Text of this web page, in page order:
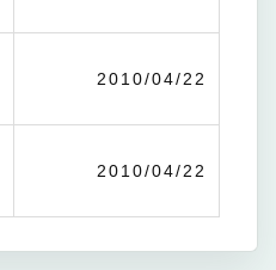
2010/04/22
2010/04/22